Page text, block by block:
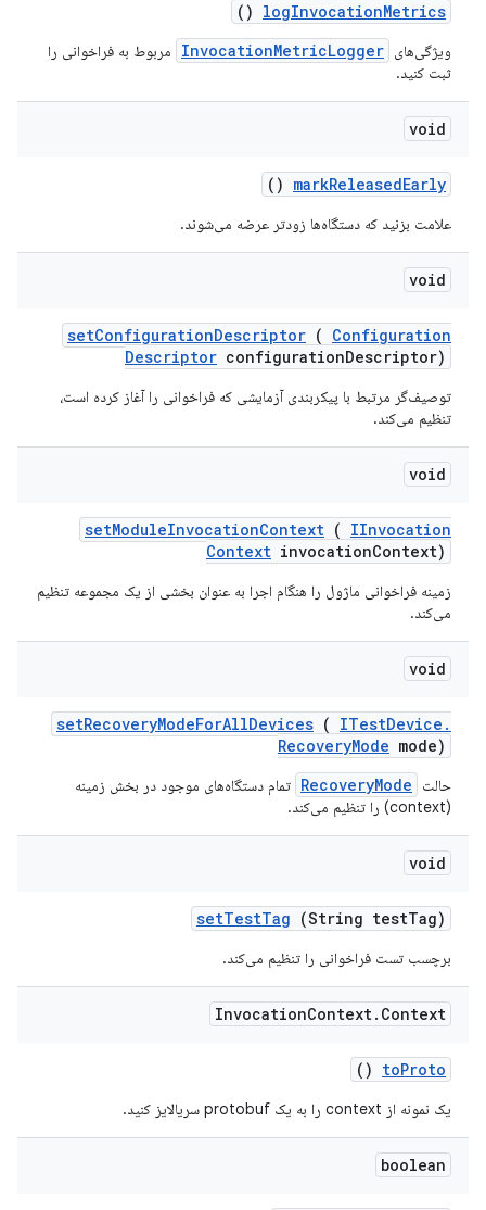
logInvocationMetrics
()
ویژگی‌های InvocationMetricLogger
مربوط به فراخوانی را
ثبت کنید.
void
markReleasedEarly
()
علامت بزنید که دستگاه‌ها زودتر عرضه می‌شوند.
void
setConfigurationDescriptor ( Configuration
Descriptor configurationDescriptor)
توصیف‌گر مرتبط با پیکربندی آزمایشی که فراخوانی را آغاز کرده است،
تنظیم می‌کند.
void
setModuleInvocationContext ( IInvocation
Context invocationContext)
زمینه فراخوانی ماژول را هنگام اجرا به عنوان بخشی از یک مجموعه تنظیم
می‌کند.
void
setRecoveryModeForAllDevices ( ITestDevice .
RecoveryMode mode)
حالت RecoveryMode تمام دستگاه‌های موجود در بخش زمینه
(context) را تنظیم می‌کند.
void
setTestTag (String testTag)
برچسب تست فراخوانی را تنظیم می‌کند.
InvocationContext. Context
toProto
()
یک نمونه از context را به یک protobuf سریالایز کنید.
boolean